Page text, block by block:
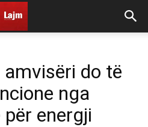
do të
nga
energji